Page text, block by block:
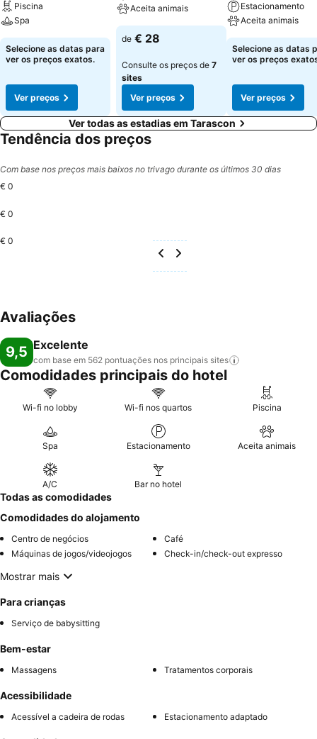
Piscina
Spa
Selecione as datas para
ver os preços exatos.
Ver preços
Aceita animais
de € 28
Consulte os preços de 7
sites
Ver preços
Estacionamento
Aceita animais
Selecione as datas
ver os preços
Ver preços
Ver todas as estadias em Tarascon
Tendência dos preços
Com base nos preços mais baixos no trivago durante os últimos 30 dias
€ 0
€ 0
€ 0
Avaliações
9,5 Excelente
com base em 562 pontuações nos principais sites
Comodidades principais do hotel
Wi-fi no lobby Wi-fi nos quartos Piscina
Spa Estacionamento Aceita animais
A/C Bar no hotel
Todas as comodidades
Comodidades do alojamento
Centro de negócios
Café
Máquinas de jogos/videojogos
Check-in/check-out expresso
Mostrar mais
Para crianças
Serviço de babysitting
Bem-estar
Massagens Tratamentos corporais
Acessibilidade
Acessível a cadeira de rodas Estacionamento adaptado